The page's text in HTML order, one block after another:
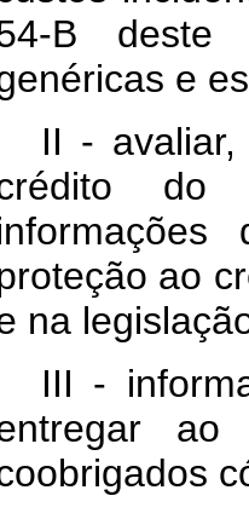
B deste
e
II -
do
ao
na
III -